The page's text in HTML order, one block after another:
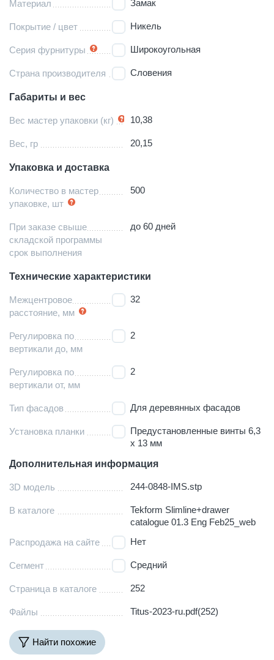
Материал Замак
Покрытие / цвет Никель
Серия фурнитуры Широкоугольная
Страна производителя Словения
Габариты и вес
Вес мастер упаковки (кг) 10,38
Вес, гр 20,15
Упаковка и доставка
Количество в мастер
упаковке, шт
500
При заказе свыше
складской программы
срок выполнения
до 60 дней
Технические характеристики
Межцентровое
расстояние, мм
32
Регулировка по
вертикали до, мм
2
Регулировка по
вертикали от, мм
2
Тип фасадов Для деревянных фасадов
Установка планки
Предустановленные винты 6,3
х 13 мм
Дополнительная информация
3D модель 244-0848-IMS.stp
В каталоге
Tekform Slimline+drawer
catalogue 01.3 Eng Feb25_web
Распродажа на сайте
Нет
Сегмент Средний
Страница в каталоге 252
Файлы Titus-2023-ru.pdf(252)
Найти похожие